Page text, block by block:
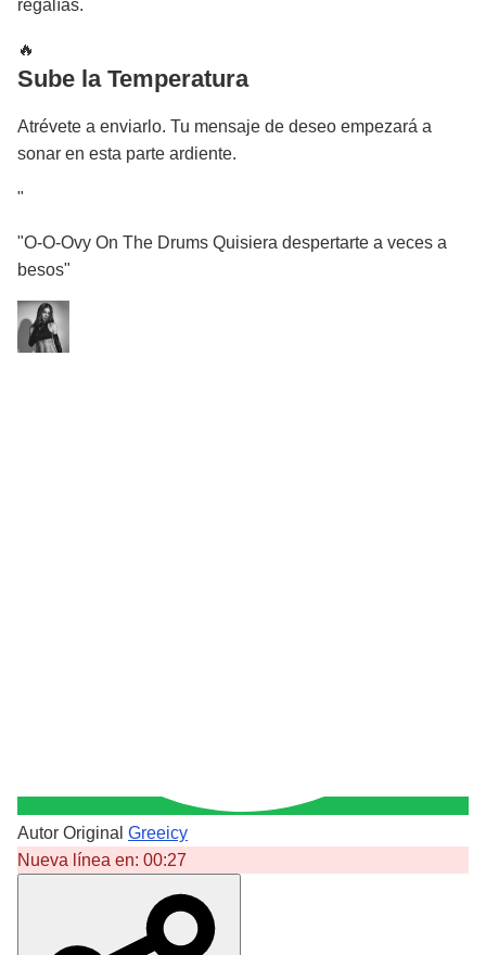
regalías.
🔥
Sube la Temperatura
Atrévete a enviarlo. Tu mensaje de deseo empezará a
sonar en esta parte ardiente.
"
"O-O-Ovy On The Drums Quisiera despertarte a veces a
besos"
Autor Original Greeicy
Nueva línea en: 00:27